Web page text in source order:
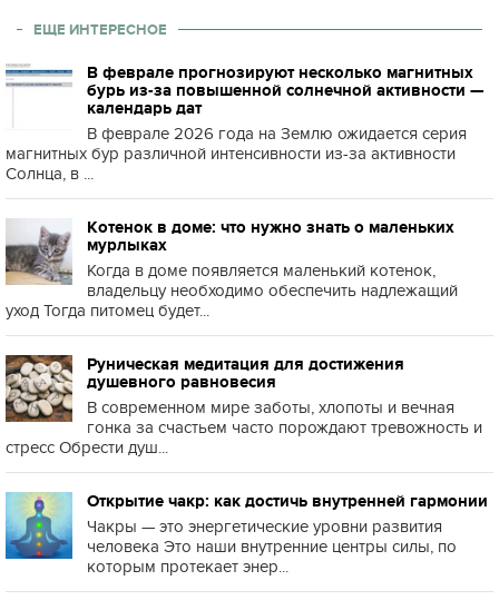
ЕЩЕ ИНТЕРЕСНОЕ
В феврале прогнозируют несколько магнитных
бурь из-за повышенной солнечной активности —
календарь дат
В феврале 2026 года на Землю ожидается серия
магнитных бур различной интенсивности из-за активности
Солнца, в ...
Котенок в доме: что нужно знать о маленьких
мурлыках
Когда в доме появляется маленький котенок,
владельцу необходимо обеспечить надлежащий
уход Тогда питомец будет...
Руническая медитация для достижения
душевного равновесия
В современном мире заботы, хлопоты и вечная
гонка за счастьем часто порождают тревожность и
стресс Обрести душ...
Открытие чакр: как достичь внутренней гармонии
Чакры — это энергетические уровни развития
человека Это наши внутренние центры силы, по
которым протекает энер...